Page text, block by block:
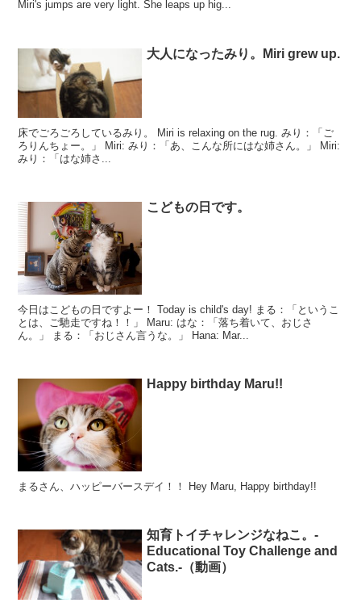
Miri's jumps are very light. She leaps up hig...
大人になったみり。Miri grew up.
床でごろごろしているみり。 Miri is relaxing on the rug. みり：「ご
ろりんちょー。」 Miri: みり：「あ、こんな所にはな姉さん。」 Miri:
みり：「はな姉さ...
こどもの日です。
今日はこどもの日ですよー！ Today is child's day! まる：「というこ
とは、ご馳走ですね！！」 Maru: はな：「落ち着いて、おじさ
ん。」 まる：「おじさん言うな。」 Hana: Mar...
Happy birthday Maru!!
まるさん、ハッピーバースデイ！！ Hey Maru, Happy birthday!!
知育トイチャレンジなねこ。-
Educational Toy Challenge and
Cats.-（動画）